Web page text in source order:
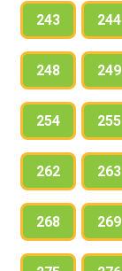
243 244
248 249
254 255
262 263
268 269